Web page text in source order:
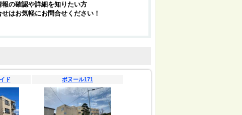
報の確認や詳細を知りたい方
せはお気軽にお問合せください！
ド ボヌール171